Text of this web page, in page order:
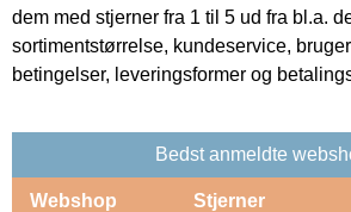
dem med stjerner fra 1 til 5 ud fra bl.a.
sortimentstørrelse, kundeservice,
betingelser, leveringsformer og
Bedst anmeldte
Webshop Stjerner